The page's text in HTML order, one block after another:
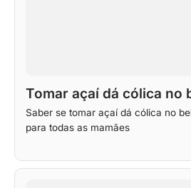
Tomar açaí dá cólica no
Saber se tomar açaí dá cólica no
para todas as mamães